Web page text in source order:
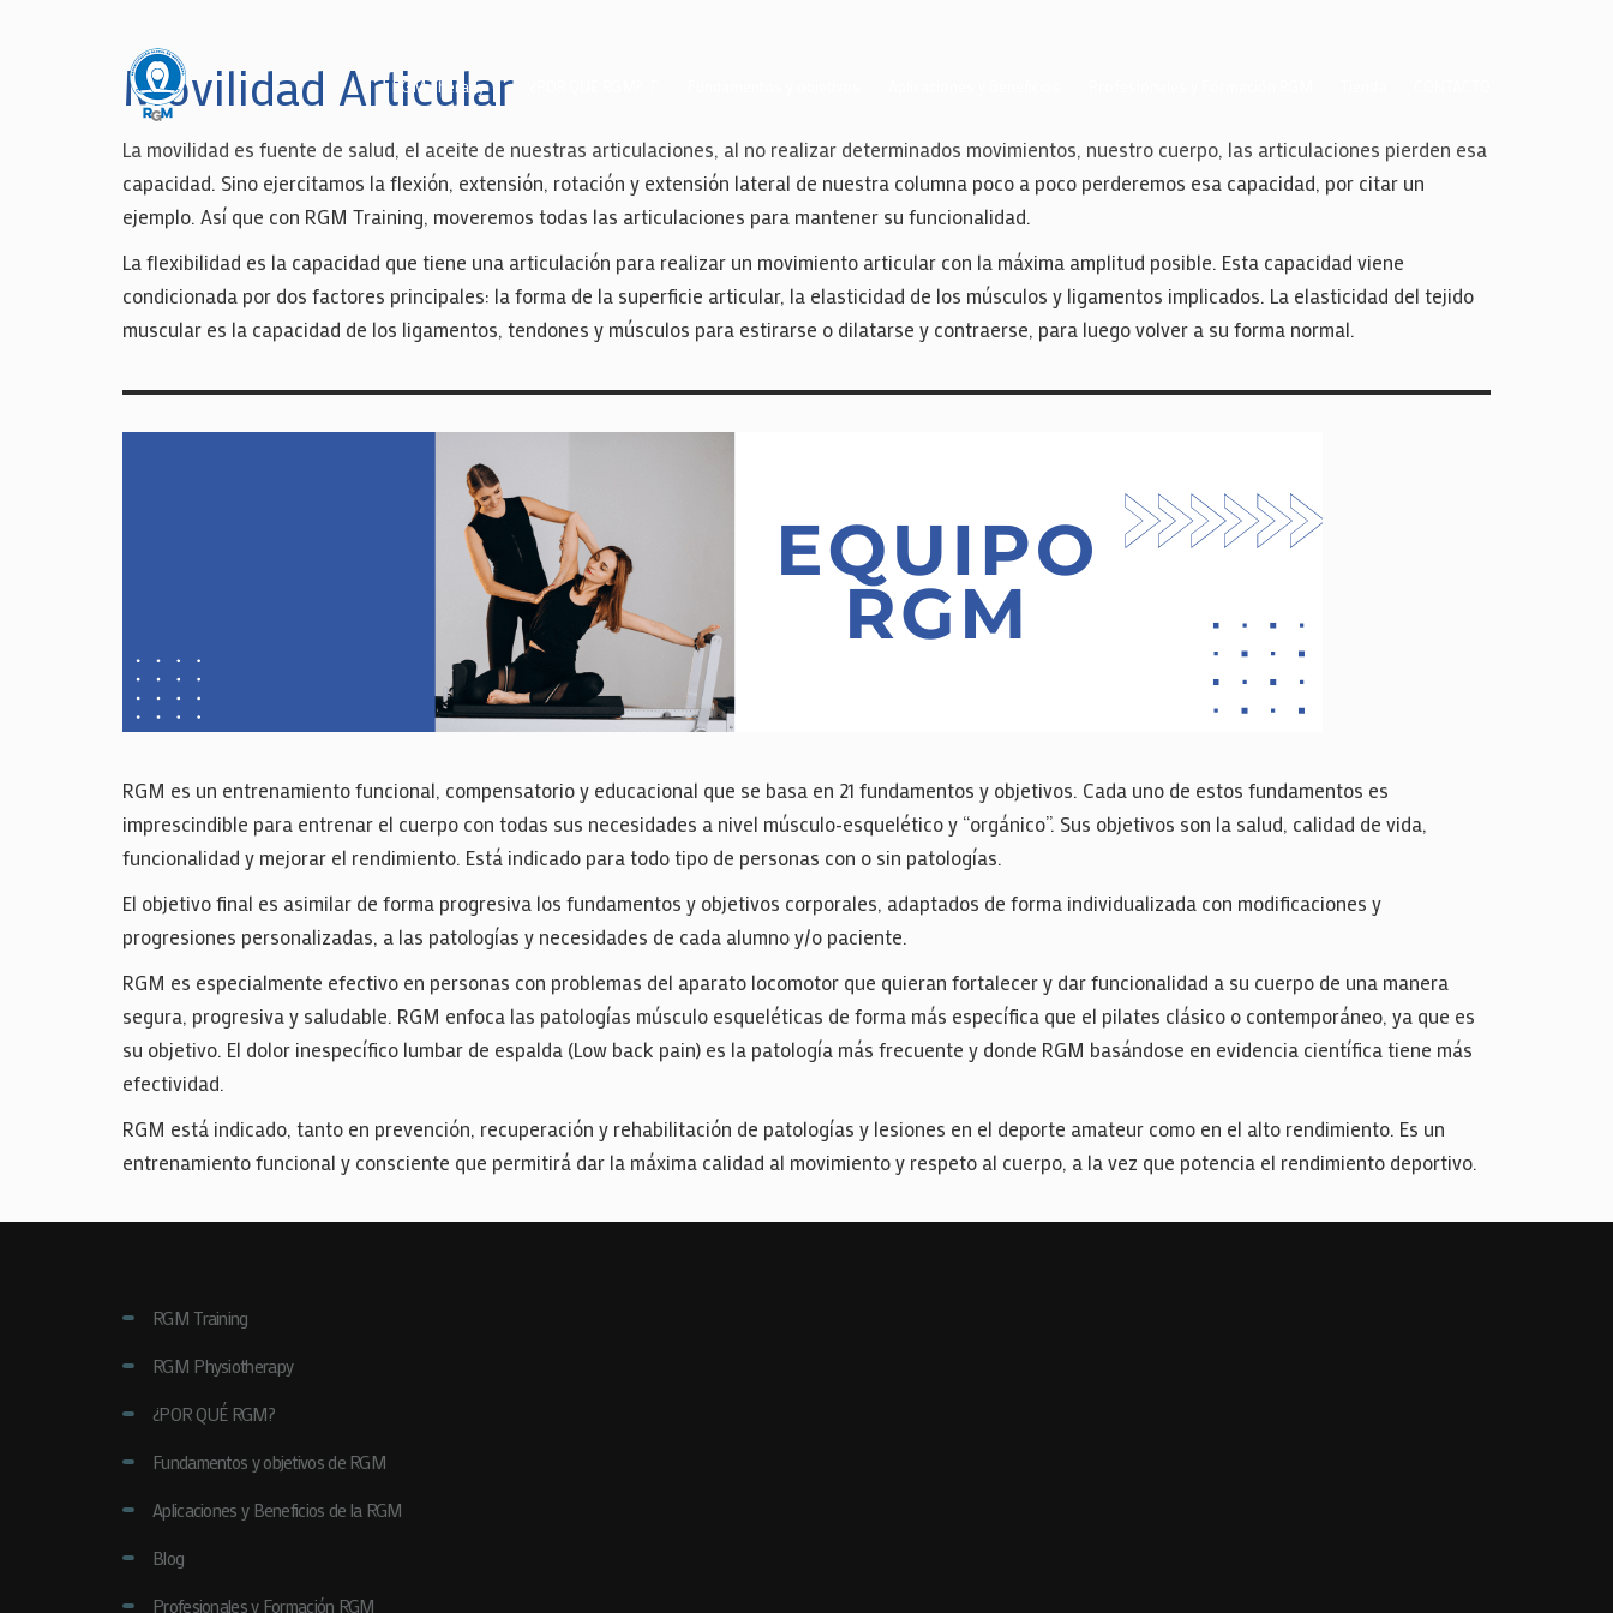
RGM Therapy
Movilidad Articular
La movilidad es fuente de salud, el aceite de nuestras articulaciones, al no realizar determinados movimientos, nuestro cuerpo, las articulaciones pierden esa
capacidad. Sino ejercitamos la flexión, extensión, rotación y extensión lateral de nuestra columna poco a poco perderemos esa capacidad, por citar un
ejemplo. Así que con RGM Training, moveremos todas las articulaciones para mantener su funcionalidad.
La flexibilidad es la capacidad que tiene una articulación para realizar un movimiento articular con la máxima amplitud posible. Esta capacidad viene
condicionada por dos factores principales: la forma de la superficie articular, la elasticidad de los músculos y ligamentos implicados. La elasticidad del tejido
muscular es la capacidad de los ligamentos, tendones y músculos para estirarse o dilatarse y contraerse, para luego volver a su forma normal.
RGM es un entrenamiento funcional, compensatorio y educacional que se basa en 21 fundamentos y objetivos. Cada uno de estos fundamentos es
imprescindible para entrenar el cuerpo con todas sus necesidades a nivel músculo-esquelético y “orgánico”. Sus objetivos son la salud, calidad de vida,
funcionalidad y mejorar el rendimiento. Está indicado para todo tipo de personas con o sin patologías.
El objetivo final es asimilar de forma progresiva los fundamentos y objetivos corporales, adaptados de forma individualizada con modificaciones y
progresiones personalizadas, a las patologías y necesidades de cada alumno y/o paciente.
RGM es especialmente efectivo en personas con problemas del aparato locomotor que quieran fortalecer y dar funcionalidad a su cuerpo de una manera
segura, progresiva y saludable. RGM enfoca las patologías músculo esqueléticas de forma más específica que el pilates clásico o contemporáneo, ya que es
su objetivo. El dolor inespecífico lumbar de espalda (Low back pain) es la patología más frecuente y donde RGM basándose en evidencia científica tiene más
efectividad.
RGM está indicado, tanto en prevención, recuperación y rehabilitación de patologías y lesiones en el deporte amateur como en el alto rendimiento. Es un
entrenamiento funcional y consciente que permitirá dar la máxima calidad al movimiento y respeto al cuerpo, a la vez que potencia el rendimiento deportivo.
RGM Training
RGM Physiotherapy
¿POR QUÉ RGM?
Fundamentos y objetivos de RGM
Aplicaciones y Beneficios de la RGM
Blog
Profesionales y Formación RGM